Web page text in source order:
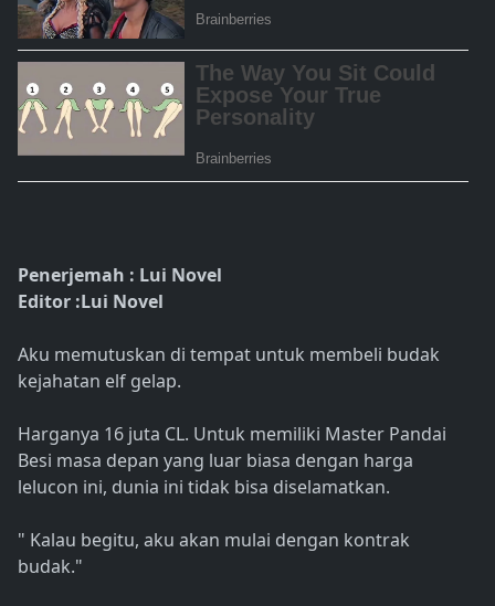
Penerjemah : Lui Novel
Editor :Lui Novel
Aku memutuskan di tempat untuk membeli budak
kejahatan elf gelap.
Harganya 16 juta CL. Untuk memiliki Master Pandai
Besi masa depan yang luar biasa dengan harga
lelucon ini, dunia ini tidak bisa diselamatkan.
" Kalau begitu, aku akan mulai dengan kontrak
budak."